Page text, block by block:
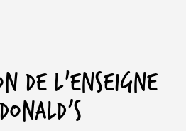
DE L'ENSEIGNE